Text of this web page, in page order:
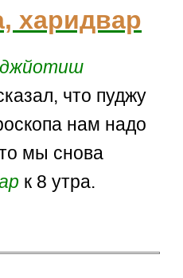
харидвар
джйотиш
что пуджу
нам надо
мы снова
к 8 утра.